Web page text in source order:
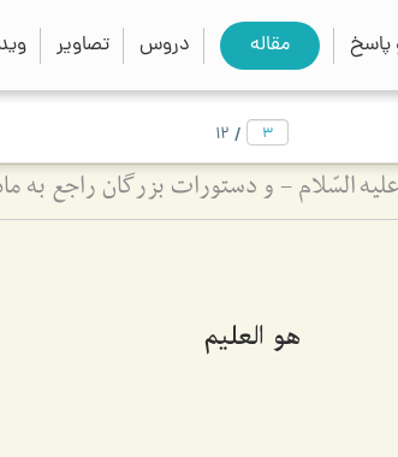
مقاله دروس تصاویر search
close
/
12
السّلام - و دستورات بزرگان راجع به
هو العلیم